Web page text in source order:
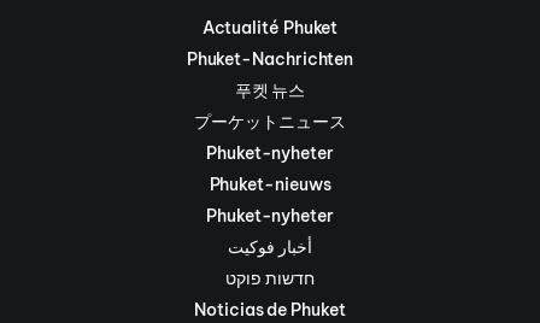
Actualité Phuket
Phuket-Nachrichten
푸켓 뉴스
プーケットニュース
Phuket-nyheter
Phuket-nieuws
Phuket-nyheter
أخبار فوكيت
חדשות פוקט
Noticias de Phuket